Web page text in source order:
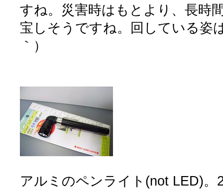
すね。災害時はもとより、長時
宝しそうですね。回している姿
｀）
アルミのペンライト(not LED)。